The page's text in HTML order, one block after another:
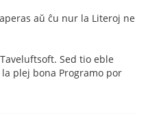
aŭ ĉu nur la Literoj ne
Sed tio eble
plej bona Programo por